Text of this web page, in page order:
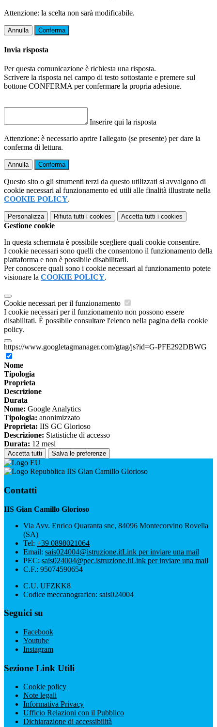
Attenzione: la scelta non sarà modificabile.
Annulla Conferma
Invia risposta
Per questa comunicazione è richiesta una risposta.
Scrivere la risposta nel campo di testo sottostante e premere sul
bottone CONFERMA per confermare la propria adesione.
Inserire qui la risposta
Attenzione: è necessario aprire l'allegato (se presente) per dare la
conferma di lettura.
Annulla Conferma
Questo sito o gli strumenti terzi da questo utilizzati si avvalgono di
cookie necessari al funzionamento ed utili alle finalità illustrate nella
COOKIE POLICY.
Personalizza Rifiuta tutti i cookies Accetta tutti i cookies
Gestione cookie
In questa schermata è possibile scegliere quali cookie consentire.
I cookie necessari sono quelli che consentono il funzionamento della
piattaforma e non è possibile disabilitarli.
Per conoscere quali sono i cookie necessari al funzionamento potete
visionare la COOKIE POLICY.
Cookie necessari per il funzionamento
I cookie necessari per il funzionamento non possono essere
disabilitati. È possibile consultare l'elenco nella pagina della cookie
policy.
https://www.googletagmanager.com/gtag/js?id=G-PFE292DBWG
Nome
Tipologia
Proprieta
Descrizione
Durata
Nome: Google Analytics
Tipologia: anonimizzato
Proprieta: IIS GC Glorioso
Descrizione: Statistiche di accesso
Durata: 12 mesi
Accetta tutti Salva le preferenze
IIS Gian Camillo Glorioso
Contatti
IIS Gian Camillo Glorioso
Via Avv. Enrico Quaranta snc, 84096 Montecorvino Rovella
(SA)
Tel: +39 0898021064
Email: sais024004@istruzione.itLink per inviare una mail
PEC: sais024004@pec.istruzione.itLink per inviare una mail
C.F.: 95074590654
C.U. UFZKK8
Codice meccanografico: sais024004
Seguici su
Facebook
Youtube
Instagram
Sezione Link Utili
Cookie policy
Note legali
Informativa Privacy
Ufficio Relazioni con il Pubblico
Dichiarazione di accessibilità